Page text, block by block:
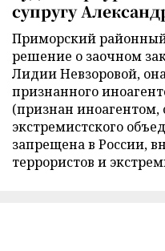
супругу
Приморский
решение о заочном
Лидии Невзоровой,
признанного
(признан
экстремистского
запрещена в России,
террористов и